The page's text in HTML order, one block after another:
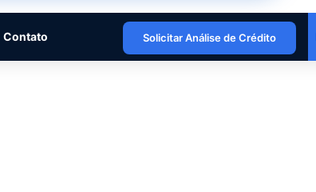
Contato Solicitar Análise de Crédito